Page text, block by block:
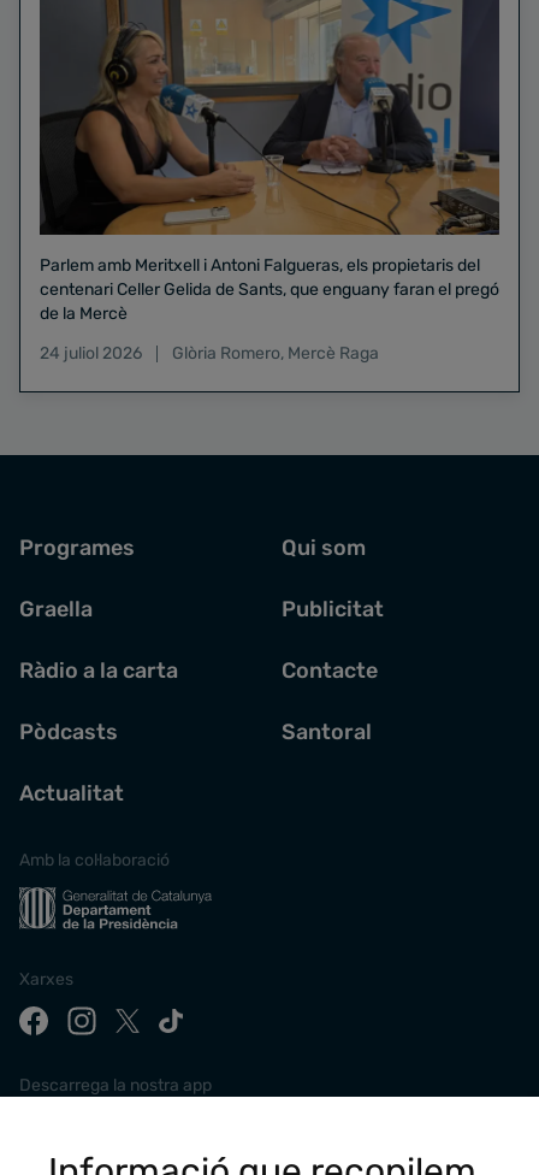
Parlem amb Meritxell i Antoni Falgueras, els propietaris del
centenari Celler Gelida de Sants, que enguany faran el pregó
de la Mercè
24 juliol 2026
Glòria Romero, Mercè Raga
Programes
Graella
Ràdio a la carta
Pòdcasts
Actualitat
Qui som
Publicitat
Contacte
Santoral
Amb la col·laboració
Xarxes
Descarrega la nostra app